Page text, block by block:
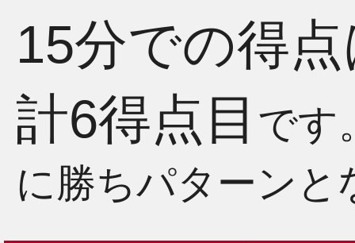
15分での得
計6得点目 です
に勝ちパターンと